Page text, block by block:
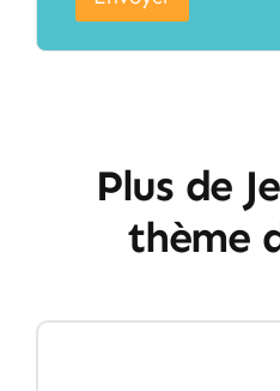
Plus de
thème